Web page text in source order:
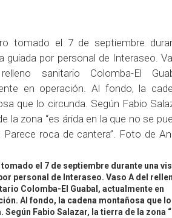
el 7 de septiembre durante una
personal de Interaseo. Vaso A del
Colomba-El Guabal, actualmente en
Al fondo, la cadena montañosa que lo
Según Fabio Salazar, la tierra de la zona